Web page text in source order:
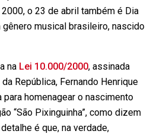
o 23 de abril também é Dia
gênero musical brasileiro, nascido
na Lei 10.000/2000, assinada
República, Fernando Henrique
homenagear o nascimento
“São Pixinguinha”, como dizem
é que, na verdade,